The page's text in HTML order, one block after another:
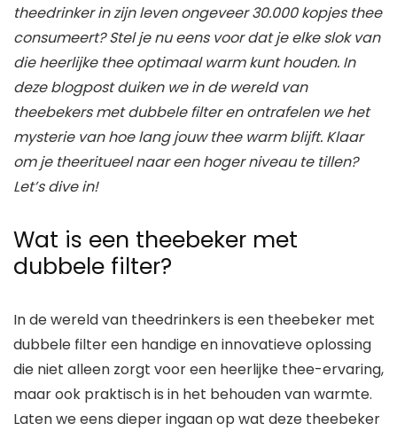
theedrinker in zijn leven ongeveer 30.000 kopjes thee
consumeert? Stel je nu eens voor dat je elke slok van
die heerlijke thee optimaal warm kunt houden. In
deze blogpost duiken we in de wereld van
theebekers met dubbele filter en ontrafelen we het
mysterie van hoe lang jouw thee warm blijft. Klaar
om je theeritueel naar een hoger niveau te tillen?
Let’s dive in!
Wat is een theebeker met
dubbele filter?
In de wereld van theedrinkers is een theebeker met
dubbele filter een handige en innovatieve oplossing
die niet alleen zorgt voor een heerlijke thee-ervaring,
maar ook praktisch is in het behouden van warmte.
Laten we eens dieper ingaan op wat deze theebeker